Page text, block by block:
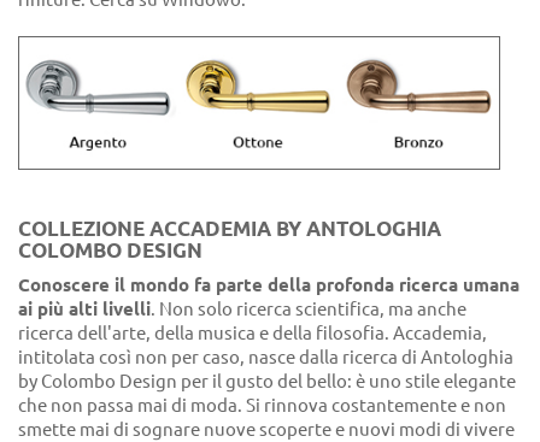
COLLEZIONE ACCADEMIA BY ANTOLOGHIA
COLOMBO DESIGN
Conoscere il mondo fa parte della profonda ricerca umana
ai più alti livelli. Non solo ricerca scientifica, ma anche
ricerca dell'arte, della musica e della filosofia. Accademia,
intitolata così non per caso, nasce dalla ricerca di Antologhia
by Colombo Design per il gusto del bello: è uno stile elegante
che non passa mai di moda. Si rinnova costantemente e non
smette mai di sognare nuove scoperte e nuovi modi di vivere